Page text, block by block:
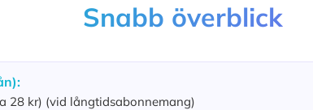
Snabb överblick
28 kr) (vid långtidsabonnemang)